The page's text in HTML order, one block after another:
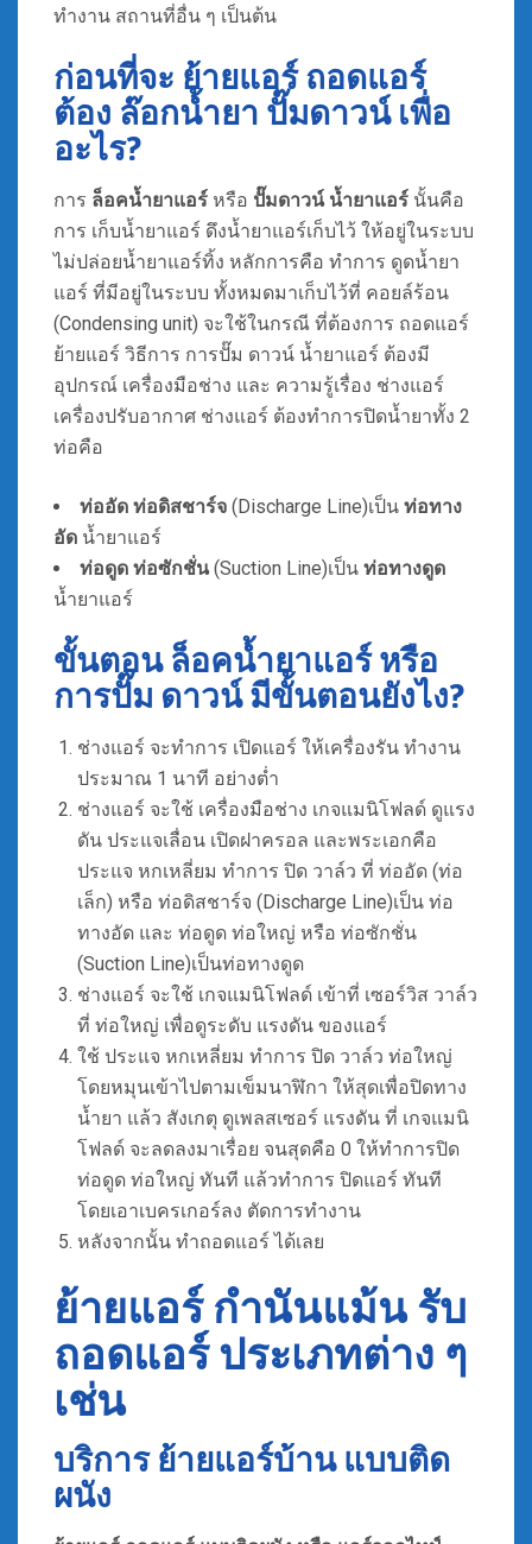
ทำงาน สถานที่อื่น ๆ เป็นต้น
ก่อนที่จะ ย้ายแอร์ ถอดแอร์
ต้อง ล๊อกน้ำยา ปั๊มดาวน์ เพื่อ
อะไร?
การ ล็อคน้ำยาแอร์ หรือ ปั๊มดาวน์ น้ำยาแอร์ นั้นคือ
การ เก็บน้ำยาแอร์ ดึงน้ำยาแอร์เก็บไว้ ให้อยู่ในระบบ
ไม่ปล่อยน้ำยาแอร์ทิ้ง หลักการคือ ทำการ ดูดน้ำยา
แอร์ ที่มีอยู่ในระบบ ทั้งหมดมาเก็บไว้ที่ คอยล์ร้อน
(Condensing unit) จะใช้ในกรณี ที่ต้องการ ถอดแอร์
ย้ายแอร์ วิธีการ การปั๊ม ดาวน์ น้ำยาแอร์ ต้องมี
อุปกรณ์ เครื่องมือช่าง และ ความรู้เรื่อง ช่างแอร์
เครื่องปรับอากาศ ช่างแอร์ ต้องทำการปิดน้ำยาทั้ง 2
ท่อคือ
ท่ออัด ท่อดิสชาร์จ (Discharge Line)เป็น ท่อทาง
อัด น้ำยาแอร์
ท่อดูด ท่อซักชั่น(Suction Line)เป็น ท่อทางดูด
น้ำยาแอร์
ขั้นตอน ล็อคน้ำยาแอร์ หรือ
การปั๊ม ดาวน์ มีขั้นตอนยังไง?
ช่างแอร์ จะทำการ เปิดแอร์ ให้เครื่องรัน ทำงาน
ประมาณ 1 นาที อย่างต่ำ
ช่างแอร์ จะใช้ เครื่องมือช่าง เกจแมนิโฟลด์ ดูแรง
ดัน ประแจเลื่อน เปิดฝาครอล และพระเอกคือ
ประแจ หกเหลี่ยม ทำการ ปิด วาล์ว ที่ ท่ออัด (ท่อ
เล็ก) หรือ ท่อดิสชาร์จ (Discharge Line)เป็น ท่อ
ทางอัด และ ท่อดูด ท่อใหญ่ หรือ ท่อซักชั่น
(Suction Line)เป็นท่อทางดูด
ช่างแอร์ จะใช้ เกจแมนิโฟลด์ เข้าที่ เซอร์วิส วาล์ว
ที่ ท่อใหญ่ เพื่อดูระดับ แรงดัน ของแอร์
ใช้ ประแจ หกเหลี่ยม ทำการ ปิด วาล์ว ท่อใหญ่
โดยหมุนเข้าไปตามเข็มนาฬิกา ให้สุดเพื่อปิดทาง
น้ำยา แล้ว สังเกตุ ดูเพลสเซอร์ แรงดัน ที่ เกจแมนิ
โฟลด์ จะลดลงมาเรื่อย จนสุดคือ 0 ให้ทำการปิด
ท่อดูด ท่อใหญ่ ทันที แล้วทำการ ปิดแอร์ ทันที
โดยเอาเบครเกอร์ลง ตัดการทำงาน
หลังจากนั้น ทำถอดแอร์ ได้เลย
ย้ายแอร์ กำนันแม้น รับ
ถอดแอร์ ประเภทต่าง ๆ
เช่น
บริการ ย้ายแอร์บ้าน แบบติด
ผนัง